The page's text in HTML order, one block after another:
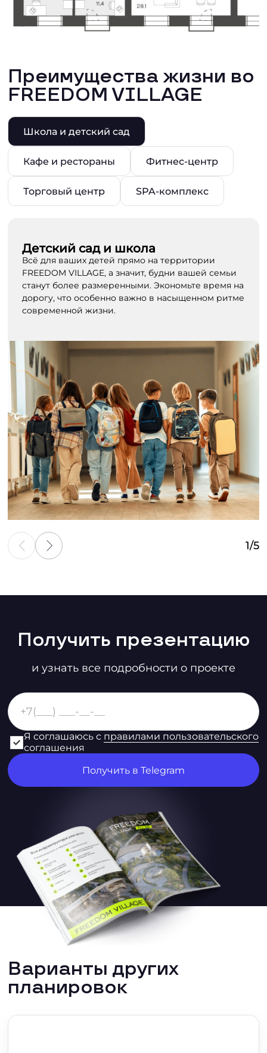
Преимущества жизни во
FREEDOM VILLAGE
Школа и детский сад
Кафе и рестораны Фитнес-центр
Торговый центр SPA-комплекс
Детский сад и школа
Всё для ваших детей прямо на территории
FREEDOM VILLAGE, а значит, будни вашей семьи
станут более размеренными. Экономьте время на
дорогу, что особенно важно в насыщенном ритме
современной жизни.
1/5
Получить презентацию
и узнать все подробности о проекте
Я соглашаюсь с правилами пользовательского
соглашения
Варианты других
планировок